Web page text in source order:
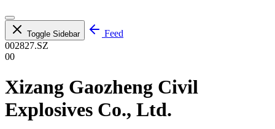
Toggle Sidebar
Feed
002827.SZ
00
Xizang Gaozheng Civil
Explosives Co., Ltd.